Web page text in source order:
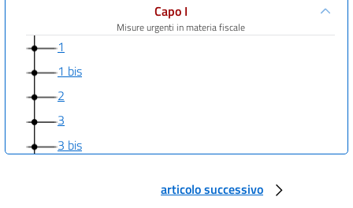
Capo I
Misure urgenti in materia fiscale
1
1 bis
2
3
3 bis
articolo successivo